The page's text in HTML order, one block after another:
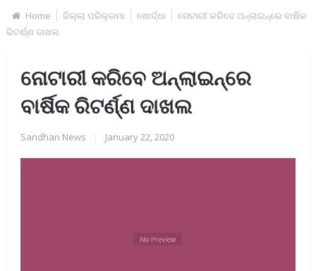
Home ଜିଲ୍ଲା ପରିକ୍ରମା ଖୋର୍ଦ୍ଧା
ନୋଟାରୀ କରିବେ ଅନ୍‌ଲାଇନ୍‌ରେ ବାର୍ଷିକ
ରିଟର୍ଣ୍ଣ ଦାଖଲ
ନୋଟାରୀ କରିବେ ଅନ୍‌ଲାଇନ୍‌ରେ
ବାର୍ଷିକ ରିଟର୍ଣ୍ଣ ଦାଖଲ
Sandhan News January 22, 2020